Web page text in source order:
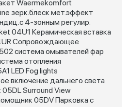
Waermekomfort
зерк.блеск мет.эффект
4-зонным регулир.
04U1 Керамическая вставка
Сопровождающее
система омывателей фар
отопления
LED Fog lights
включение дальнего света
Surround View
05DV Парковка с